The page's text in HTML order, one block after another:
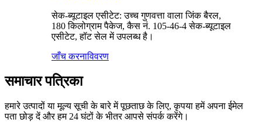
सेक-ब्यूटाइल एसीटेट: उच्च गुणवत्ता वाला जिंक बैरल,
180 किलोग्राम पैकेज, कैस नं. 105-46-4 सेक-ब्यूटाइल
एसीटेट, हॉट सेल में उपलब्ध है।
जाँच करनाविवरण
समाचार पत्रिका
हमारे उत्पादों या मूल्य सूची के बारे में पूछताछ के लिए, कृपया हमें अपना ईमेल
पता छोड़ दें और हम 24 घंटों के भीतर आपसे संपर्क करेंगे।